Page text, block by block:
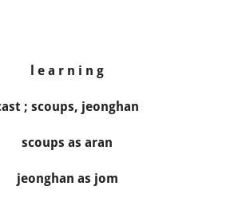
l e a r n i n g
; scoups, jeonghan
scoups as aran
jeonghan as jom